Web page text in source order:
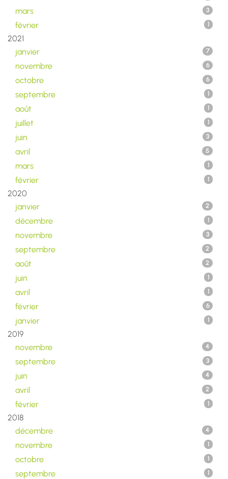
mars
3
février 1
2021
janvier
7
novembre 6
octobre 6
septembre 1
août 1
juillet 1
juin 3
avril 5
mars 1
février 1
2020
janvier
2
décembre 1
novembre 3
septembre 2
août 2
juin 1
avril 1
février 6
janvier 1
2019
novembre
4
septembre 3
juin 4
avril 2
février 1
2018
décembre
4
novembre 1
octobre 1
septembre 1